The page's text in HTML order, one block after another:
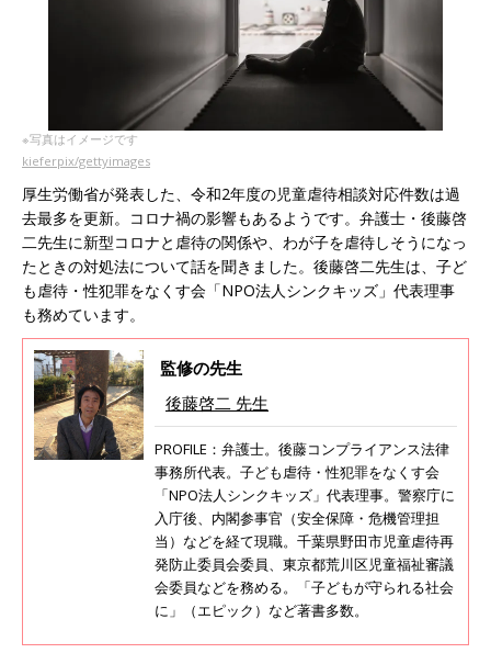
※写真はイメージです
kieferpix/gettyimages
厚生労働省が発表した、令和2年度の児童虐待相談対応件数は過
去最多を更新。コロナ禍の影響もあるようです。弁護士・後藤啓
二先生に新型コロナと虐待の関係や、わが子を虐待しそうになっ
たときの対処法について話を聞きました。後藤啓二先生は、子ど
も虐待・性犯罪をなくす会「NPO法人シンクキッズ」代表理事
も務めています。
監修の先生
後藤啓二 先生
PROFILE：弁護士。後藤コンプライアンス法律
事務所代表。子ども虐待・性犯罪をなくす会
「NPO法人シンクキッズ」代表理事。警察庁に
入庁後、内閣参事官（安全保障・危機管理担
当）などを経て現職。千葉県野田市児童虐待再
発防止委員会委員、東京都荒川区児童福祉審議
会委員などを務める。「子どもが守られる社会
に」（エピック）など著書多数。